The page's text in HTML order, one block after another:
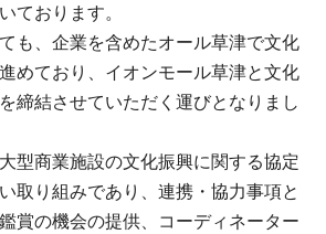
ております。
も、企業を含めたオール草津で文化
めており、イオンモール草津と文化
締結させていただく運びとなりまし
型商業施設の文化振興に関する協定
取り組みであり、連携・協力事項と
賞の機会の提供、コーディネーター